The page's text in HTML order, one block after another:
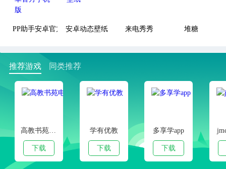
PP助手安卓官方手机版安卓动态壁纸 来电秀秀 堆糖
推荐游戏 同类推荐
高教书苑电子教材手机端
下载
学有优教
下载
多享学app
下载